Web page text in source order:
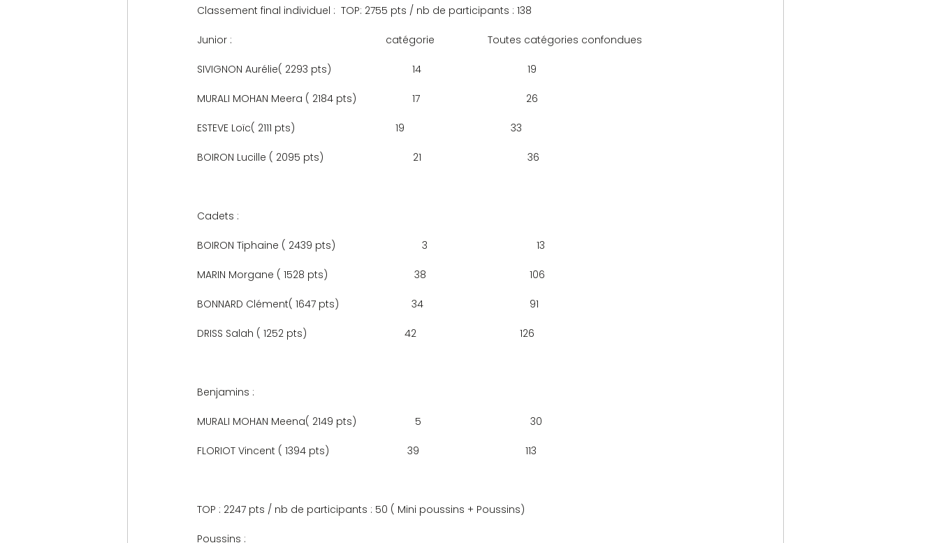
Classement final individuel :  TOP: 2755 pts / nb de participants : 138
Junior :                                                       catégorie                   Toutes catégories confondues
SIVIGNON Aurélie( 2293 pts)                             14                                      19
MURALI MOHAN Meera ( 2184 pts)                    17                                      26
ESTEVE Loïc( 2111 pts)                                    19                                      33
BOIRON Lucille ( 2095 pts)                                21                                      36
Cadets :
BOIRON Tiphaine ( 2439 pts)                               3                                       13
MARIN Morgane ( 1528 pts)                               38                                     106
BONNARD Clément( 1647 pts)                          34                                      91
DRISS Salah ( 1252 pts)                                   42                                     126
Benjamins :
MURALI MOHAN Meena( 2149 pts)                     5                                       30
FLORIOT Vincent ( 1394 pts)                            39                                      113
TOP : 2247 pts / nb de participants : 50 ( Mini poussins + Poussins)
Poussins :